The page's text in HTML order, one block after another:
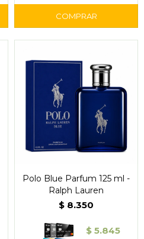
Polo Blue Parfum 125 ml -
Ralph Lauren
$ 8.350
$ 5.845